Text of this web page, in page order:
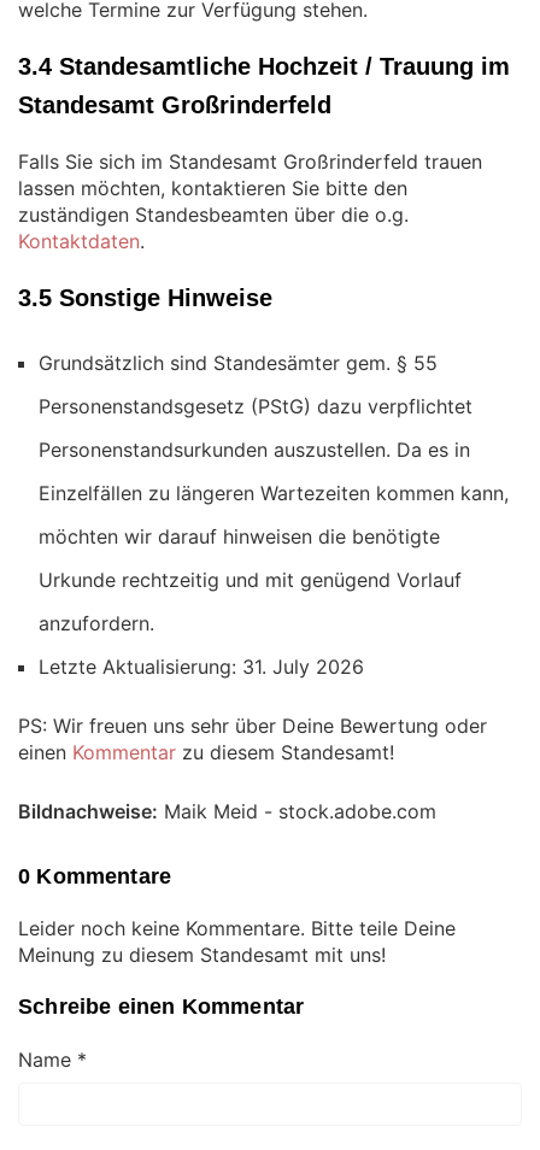
welche Termine zur Verfügung stehen.
3.4 Standesamtliche Hochzeit / Trauung im
Standesamt Großrinderfeld
Falls Sie sich im Standesamt Großrinderfeld trauen
lassen möchten, kontaktieren Sie bitte den
zuständigen Standesbeamten über die o.g.
Kontaktdaten.
3.5 Sonstige Hinweise
Grundsätzlich sind Standesämter gem. § 55
Personenstandsgesetz (PStG) dazu verpflichtet
Personenstandsurkunden auszustellen. Da es in
Einzelfällen zu längeren Wartezeiten kommen kann,
möchten wir darauf hinweisen die benötigte
Urkunde rechtzeitig und mit genügend Vorlauf
anzufordern.
Letzte Aktualisierung: 31. July 2026
PS: Wir freuen uns sehr über Deine Bewertung oder
einen Kommentar zu diesem Standesamt!
Bildnachweise: Maik Meid - stock.adobe.com
0 Kommentare
Leider noch keine Kommentare. Bitte teile Deine
Meinung zu diesem Standesamt mit uns!
Schreibe einen Kommentar
Name *